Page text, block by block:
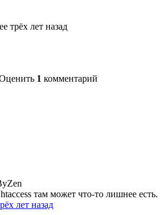
трёх лет назад
1 комментарий
там может что-то лишнее есть.
лет назад